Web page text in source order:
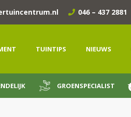
046 – 437 2881
TUINTIPS NIEUWS
GROENSPECIALIST